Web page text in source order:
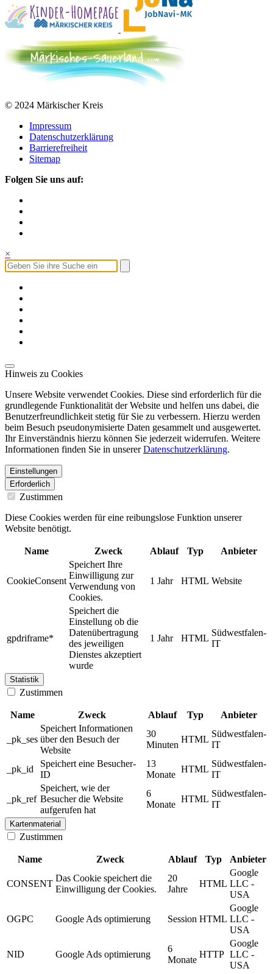
© 2024 Märkischer Kreis
Impressum
Datenschutzerklärung
Barrierefreiheit
Sitemap
Folgen Sie uns auf:
×
Hinweis zu Cookies
Unsere Website verwendet Cookies. Diese sind erforderlich für die
grundlegende Funktionalität der Website und helfen uns dabei, die
Benutzerfreundlichkeit stetig für Sie zu verbessern. Hierzu werden
beim Besuch pseudonymisierte Daten gesammelt und ausgewertet.
Ihr Einverständnis hierzu können Sie jederzeit widerrufen. Weitere
Informationen finden Sie in unsererDatenschutzerklärung.
Einstellungen
Erforderlich
Zustimmen
Diese Cookies werden für eine reibungslose Funktion unserer
Website benötigt.
Name Zweck Ablauf Typ Anbieter
CookieConsent
Speichert Ihre
Einwilligung zur
Verwendung von
Cookies.
1 Jahr HTML Website
gpdriframe*
Speichert die
Einstellung ob die
Datenübertragung
des jeweiligen
Dienstes akzeptiert
wurde
1 Jahr HTML
Südwestfalen-
IT
Statistik
Zustimmen
Name Zweck Ablauf Typ Anbieter
_pk_ses
Speichert Informationen
über den Besuch der
Website
30
Minuten
HTML
Südwestfalen-
IT
_pk_id
Speichert eine Besucher-
ID
13
Monate
HTML
Südwestfalen-
IT
_pk_ref
Speichert, wie der
Besucher die Website
aufgerufen hat
6
Monate
HTML
Südwestfalen-
IT
Kartenmaterial
Zustimmen
Name Zweck Ablauf Typ Anbieter
CONSENT
Das Cookie speichert die
Einwilligung der Cookies.
20
Jahre
HTML
Google
LLC -
USA
OGPC Google Ads optimierung Session HTML
Google
LLC -
USA
NID Google Ads optimierung
6
Monate
HTTP
Google
LLC -
USA